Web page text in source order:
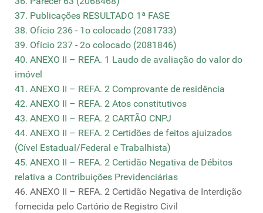
37. Publicações RESULTADO 1ª FASE
38. Ofício 236 - 1o colocado (2081733)
39. Ofício 237 - 2o colocado (2081846)
40. ANEXO II – REFA. 1 Laudo de avaliação do valor do
imóvel
41. ANEXO II – REFA. 2 Comprovante de residência
42. ANEXO II – REFA. 2 Atos constitutivos
43. ANEXO II – REFA. 2 CARTÃO CNPJ
44. ANEXO II – REFA. 2 Certidões de feitos ajuizados
(Cível Estadual/Federal e Trabalhista)
45. ANEXO II – REFA. 2 Certidão Negativa de Débitos
relativa a Contribuições Previdenciárias
46. ANEXO II – REFA. 2 Certidão Negativa de Interdição
fornecida pelo Cartório de Registro Civil